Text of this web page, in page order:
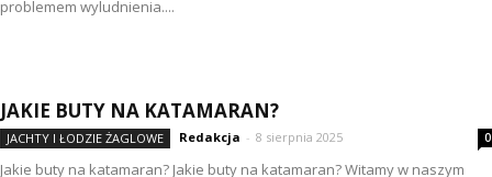
problemem wyludnienia....
JAKIE BUTY NA KATAMARAN?
JACHTY I ŁODZIE ŻAGLOWE Redakcja - 8 sierpnia 2025 0
Jakie buty na katamaran? Jakie buty na katamaran? Witamy w naszym